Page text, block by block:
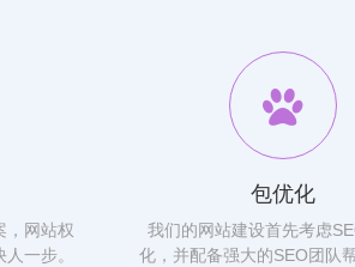
，网站权
一步。
包优化
我们的网站建设首先考虑
化，并配备强大的SEO团队